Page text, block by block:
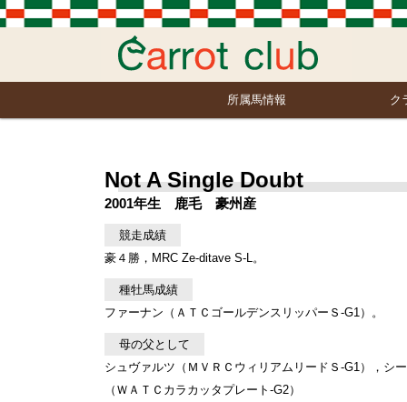
所属馬情報 ク
Not A Single Doubt
2001年生 鹿毛 豪州産
競走成績
豪４勝，MRC Ze-ditave S-L。
種牡馬成績
ファーナン（ＡＴＣゴールデンスリッパーＳ-G1）。
母の父として
シュヴァルツ（ＭＶＲＣウィリアムリードＳ-G1），シ
（ＷＡＴＣカラカッタプレート-G2）